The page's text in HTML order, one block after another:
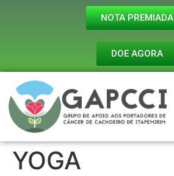
NOTA PREMIADA
DOE AGORA
YOGA